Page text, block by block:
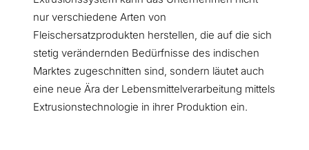
nur verschiedene Arten von
Fleischersatzprodukten herstellen, die auf die sich
stetig verändernden Bedürfnisse des indischen
Marktes zugeschnitten sind, sondern läutet auch
eine neue Ära der Lebensmittelverarbeitung mittels
Extrusionstechnologie in ihrer Produktion ein.